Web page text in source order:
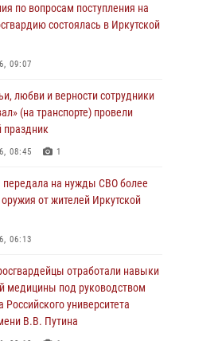
из Братска присоединились к
«От сердца к сердцу»
04:37
Росгвардии нашли и вернули
пропавшую пожилую
07:37
передала на нужды СВО более
от жителей Иркутской
06:13
поддержке СОБР Росгвардии в
провели рейды по
миграционного
по вопросам поступления на
состоялась в Иркутской
09:07
любви и верности сотрудники
(на транспорте) провели
праздник
08:45 1
передала на нужды СВО более
от жителей Иркутской
06:13
отработали навыки
медицины под руководством
Российского университета
В.В. Путина